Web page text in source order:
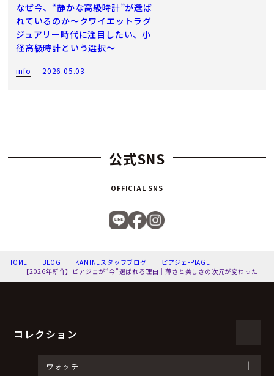
なぜ今、“静かな高級時計”が選ば
れているのか～クワイエットラグ
ジュアリー時代に注目したい、小
径高級時計という選択～
info 2026.05.03
公式SNS
OFFICIAL SNS
HOME BLOG KAMINEスタッフブログ
ピアジェ-PIAGET
【2026年新作】ピアジェが“今”選ばれる理由｜薄さと美しさの次元が変わった
コレクション
ウォッチ